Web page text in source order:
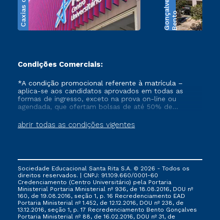
B
e
n
t
o
G
o
n
ç
a
l
v
e
s
Condições Comerciais:
abrir todas as condições vigentes
*A condição promocional referente à matrícula –
aplica-se aos candidatos aprovados em todas as
formas de ingresso, exceto na prova on-line ou
agendada, que ofertam bolsas de até 50% de
que ainda não tenham efetivado e/ou não tenham
cancelado ou trancado sua matrícula em uma das
FIES, Prouni e outros programas governamentais, e
não se acumula com nenhuma outra campanha
ofertada pela Instituição.
Sociedade Educacional Santa Rita S.A. © 2026 - Todos os
direitos reservados. | CNPJ: 91.109.660/0001-60
Credenciamento (Centro Universitário) pela Portaria
Ministerial Portaria Ministerial nº 936, de 18.08.2016, DOU nº
160, de 19.08.2016, seção 1, p. 16 Recredenciamento EAD
Portaria Ministerial nº 1.452, de 12.12.2016, DOU nº 238, de
13.12.2016, seção 1, p. 17 Recredenciamento Bento Gonçalves
Portaria Ministerial nº 88, de 16.02.2016, DOU nº 31, de